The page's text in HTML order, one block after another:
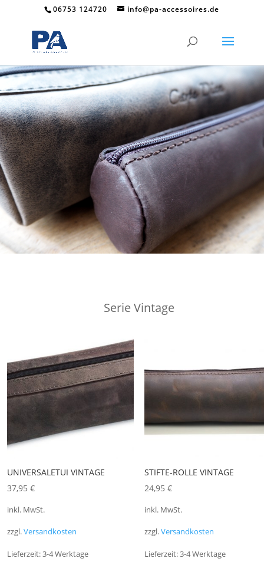
06753 124720 info@pa-accessoires.de
Serie Vintage
UNIVERSALETUI VINTAGE
37,95 €
inkl. MwSt.
zzgl.Versandkosten
Lieferzeit:3-4 Werktage
STIFTE-ROLLE VINTAGE
24,95 €
inkl. MwSt.
zzgl.Versandkosten
Lieferzeit:3-4 Werktage